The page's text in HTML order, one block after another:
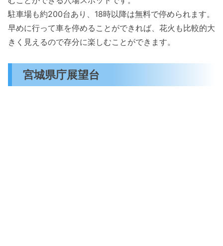
駐車場も約200台あり、18時以降は無料で停められます。
早めに行って車を停めることができれば、花火も比較的大
きく見えるので存分に楽しむことができます。
宮城県庁展望台